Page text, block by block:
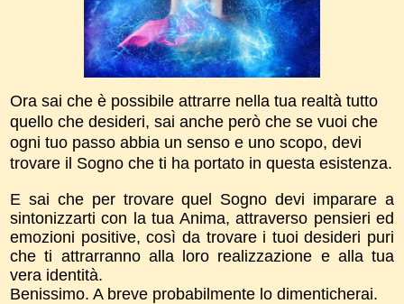
Ora sai che è possibile attrarre nella tua realtà tutto
quello che desideri, sai anche però che se vuoi che
ogni tuo passo abbia un senso e uno scopo, devi
trovare il Sogno che ti ha portato in questa esistenza.
E sai che per trovare quel Sogno devi imparare a
sintonizzarti con la tua Anima, attraverso pensieri ed
emozioni positive, così da trovare i tuoi desideri puri
che ti attrarranno alla loro realizzazione e alla tua
vera identità.
Benissimo. A breve probabilmente lo dimenticherai.